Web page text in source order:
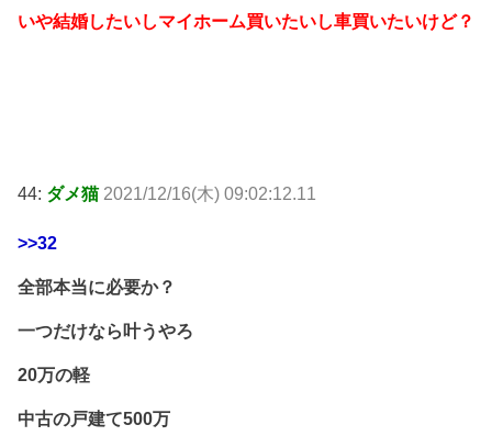
いや結婚したいしマイホーム買いたいし車買いたいけど？
44: ダメ猫 2021/12/16(木) 09:02:12.11
>>32
全部本当に必要か？
一つだけなら叶うやろ
20万の軽
中古の戸建て500万